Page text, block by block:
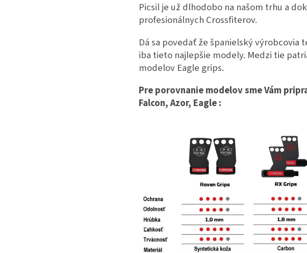
Picsil je už dlhodobo na našom trhu a
profesionálnych Crossfiterov.
Dá sa povedať že španielský
iba tieto najlepšie modely. Medzi tie
modelov Eagle grips.
Pre porovnanie modelov sme Vám
Falcon, Azor, Eagle :